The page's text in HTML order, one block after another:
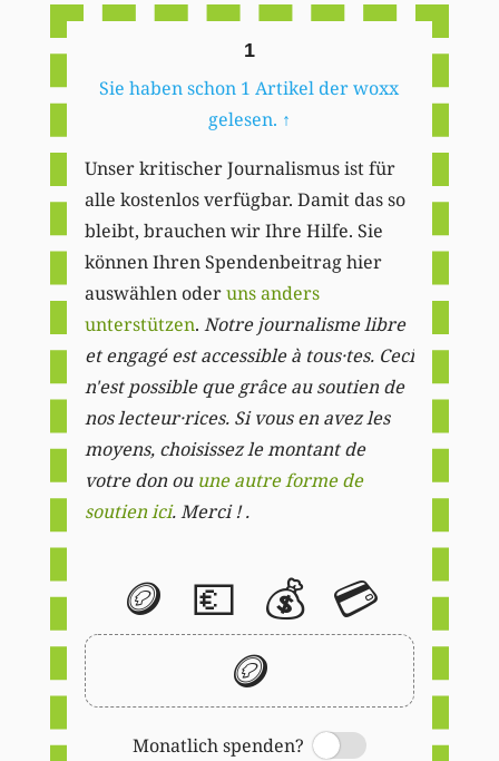
1
Sie haben schon 1 Artikel der woxx
gelesen. ↑
Unser kritischer Journalismus ist für
alle kostenlos verfügbar. Damit das so
bleibt, brauchen wir Ihre Hilfe. Sie
können Ihren Spendenbeitrag hier
auswählen oderuns anders
unterstützen. Notre journalisme libre
et engagé est accessible à tous·tes. Ceci
n'est possible que grâce au soutien de
nos lecteur·rices. Si vous en avez les
moyens, choisissez le montant de
votre don ou une autre forme de
soutien ici. Merci ! .
🪙 💶 💰 💳
🪙
Monatlich spenden?
Switch